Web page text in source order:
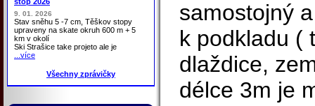
9. 01. 2026
Stav sněhu 5 -7 cm, Těškov stopy
upraveny na skate okruh 600 m + 5
km v okolí
Ski Strašice take projeto ale je
...více
Všechny zprávičky
samostojný
k podkladu (
dlaždice,
délce 3m je